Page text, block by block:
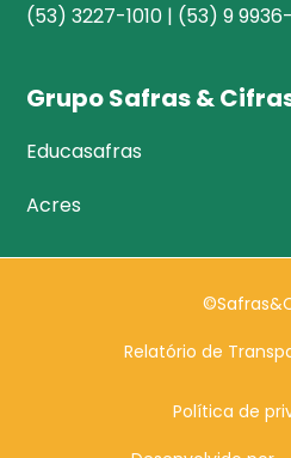
(53) 3227-1010 | (53) 9
Grupo Safras &
Educasafras
Acres
Relatório de
Política de